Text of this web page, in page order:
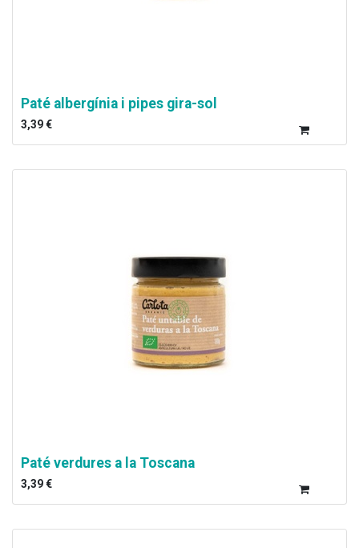
Paté albergínia i pipes gira-sol
3,39€
Paté verdures a la Toscana
3,39€